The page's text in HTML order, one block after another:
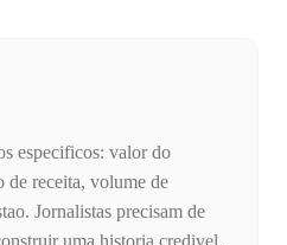
especificos: valor do
de receita, volume de
Jornalistas precisam de
uma historia credivel.